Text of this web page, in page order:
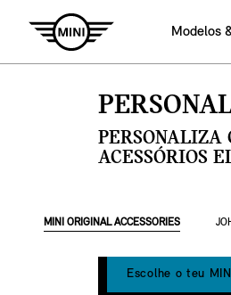
Modelos
PERSONALIZA
ACESSÓRIOS
MINI ORIGINAL ACCESSORIES
Escolhe o teu MINI